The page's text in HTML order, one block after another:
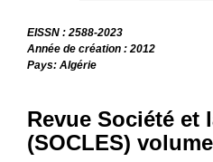
EISSN : 2588-2023
Année de création : 2012
Pays: Algérie
Revue Société et
(SOCLES)